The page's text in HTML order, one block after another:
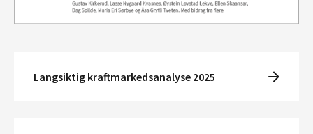
Langsiktig kraftmarkedsanalyse 2025